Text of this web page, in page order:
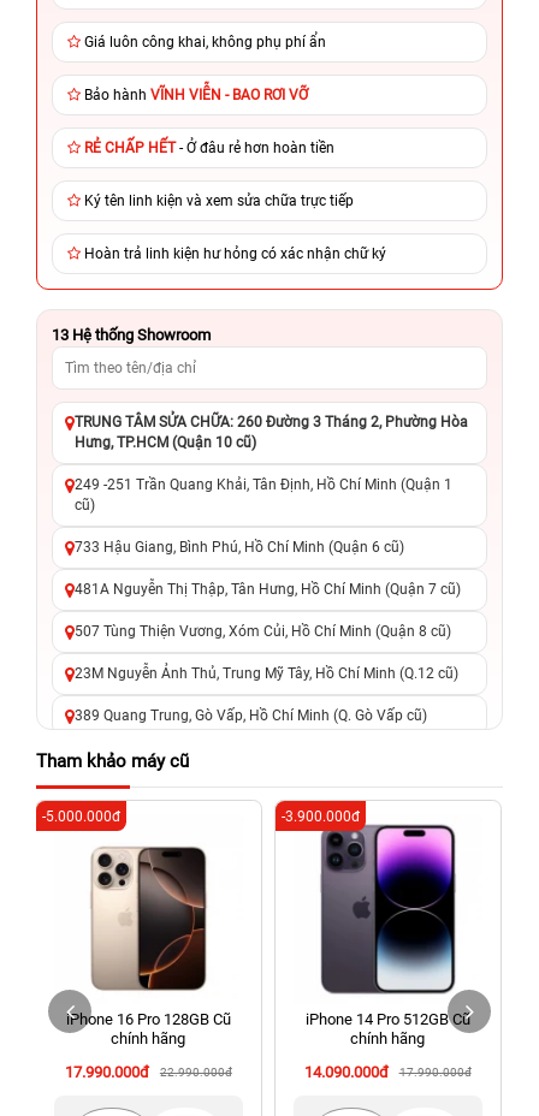
Giá luôn công khai, không phụ phí ẩn
Bảo hành VĨNH VIỄN - BAO RƠI VỠ
RẺ CHẤP HẾT- Ở đâu rẻ hơn hoàn tiền
Ký tên linh kiện và xem sửa chữa trực tiếp
Hoàn trả linh kiện hư hỏng có xác nhận chữ ký
13 Hệ thống Showroom
TRUNG TÂM SỬA CHỮA: 260 Đường 3 Tháng 2, Phường Hòa
Hưng, TP.HCM (Quận 10 cũ)
249 -251 Trần Quang Khải, Tân Định, Hồ Chí Minh (Quận 1
cũ)
733 Hậu Giang, Bình Phú, Hồ Chí Minh (Quận 6 cũ)
481A Nguyễn Thị Thập, Tân Hưng, Hồ Chí Minh (Quận 7 cũ)
507 Tùng Thiện Vương, Xóm Củi, Hồ Chí Minh (Quận 8 cũ)
23M Nguyễn Ảnh Thủ, Trung Mỹ Tây, Hồ Chí Minh (Q.12 cũ)
389 Quang Trung, Gò Vấp, Hồ Chí Minh (Q. Gò Vấp cũ)
625 - 625A Âu Cơ, Tân Phú, Hồ Chí Minh (Quận Tân Phú cũ)
326 Lê Văn Việt, Tăng Nhơn Phú, Hồ Chí Minh (Q.9 TP. Thủ
Đức cũ)
256 Võ Văn Ngân, Thủ Đức, Hồ Chí Minh (Bình Thọ, TP. Thủ
Đức Cũ)
70 Nguyễn An Ninh, Dĩ An, Hồ Chí Minh (Bình Dương Cũ)
24h Vũng Tàu: 162A Ba Cu, Vũng Tàu, Hồ Chí Minh (TP. Vũng
Tàu cũ)
198 Hoàng Văn Thụ, Tân Sơn Nhất, Hồ Chí Minh (Tân Bình
Tham khảo máy cũ
iPhone 16 Pro 128GB Cũ
chính hãng
17.990.000đ
22.990.000đ
-5.000.000đ
iPhone 14 Pro 512GB Cũ
chính hãng
14.090.000đ
17.990.000đ
-3.900.000đ